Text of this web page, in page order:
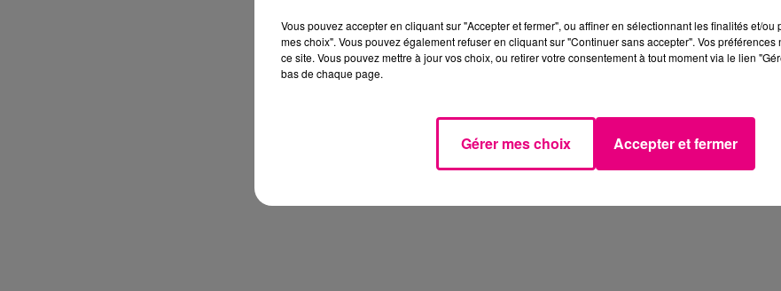
Vous pouvez accepter en cliquant sur "Accepter et fermer", ou affiner en sélectionnant les finalités et/ou
mes choix". Vous pouvez également refuser en cliquant sur "Continuer sans accepter". Vos
ce site. Vous pouvez mettre à jour vos choix, ou retirer votre consentement à tout moment via le lien
bas de chaque page.
Gérer mes choix Accepter et fermer